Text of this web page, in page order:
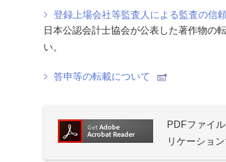
登録上場会社等監査人による監査の信
日本公認会計士協会が公表した著作物の
い。
答申等の転載について
PDFファイ
リケーション